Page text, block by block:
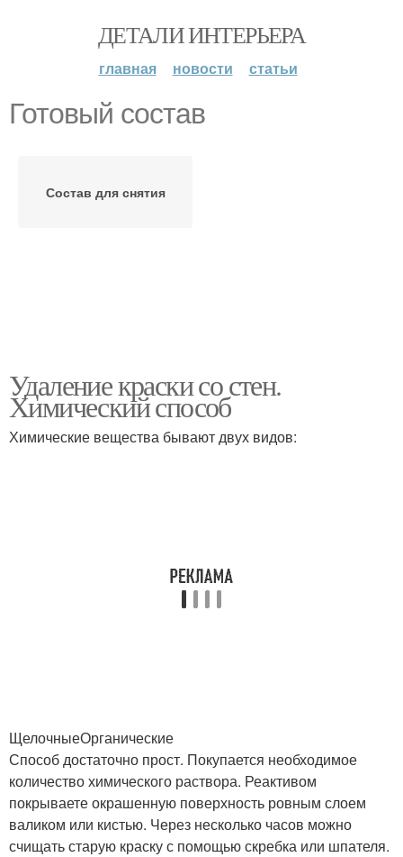
ДЕТАЛИ ИНТЕРЬЕРА
главная новости статьи
Готовый состав
Состав для снятия
Удаление краски со стен.
Химический способ
Химические вещества бывают двух видов:
ЩелочныеОрганические
Способ достаточно прост. Покупается необходимое
количество химического раствора. Реактивом
покрываете окрашенную поверхность ровным слоем
валиком или кистью. Через несколько часов можно
счищать старую краску с помощью скребка или шпателя.